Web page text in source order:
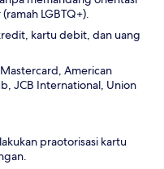
LGBTQ+).
kartu debit, dan uang
American
JCB International, Union
praotorisasi kartu